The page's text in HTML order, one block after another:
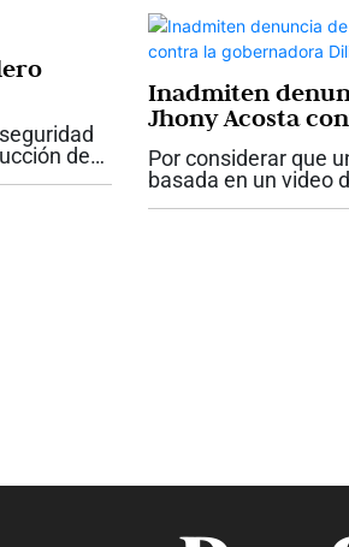
de
de
Inadmiten
Jhony Acosta
Dilian Francisca
Por considerar que
basada en un video